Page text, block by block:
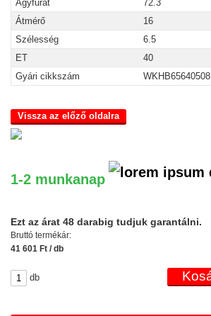
Agyfurat
72.3
Átmérő
16
Szélesség
6.5
ET
40
Gyári cikkszám
WKHB65640508
Vissza az előző oldalra
1-2 munkanap
Ezt az árat 48 darabig tudjuk garantálni.
Bruttó termékár:
41 601 Ft / db
db